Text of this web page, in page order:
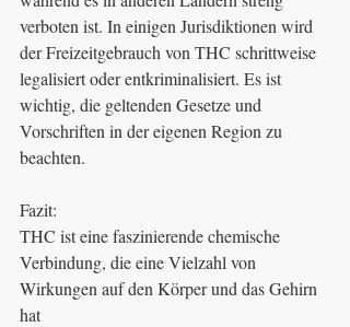
verboten ist. In einigen Jurisdiktionen wird
der Freizeitgebrauch von THC schrittweise
legalisiert oder entkriminalisiert. Es ist
wichtig, die geltenden Gesetze und
Vorschriften in der eigenen Region zu
beachten.
Fazit:
THC ist eine faszinierende chemische
Verbindung, die eine Vielzahl von
Wirkungen auf den Körper und das Gehirn
hat